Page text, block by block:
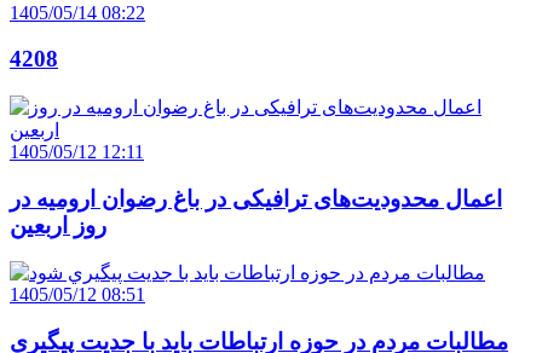
1405/05/14 08:22
4208
1405/05/12 12:11
اعمال محدودیت‌های ترافیکی در باغ رضوان ارومیه در
روز اربعین
1405/05/12 08:51
مطالبات مردم در حوزه ارتباطات بايد با جديت پيگيري